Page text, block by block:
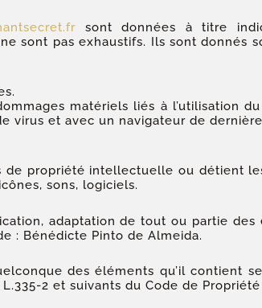
sont données à titre
sont pas exhaustifs. Ils sont donnés
matériels liés à l’utilisation
virus et avec un navigateur de
propriété intellectuelle ou détient
sons, logiciels.
adaptation de tout ou partie
: Bénédicte Pinto de Almeida.
des éléments qu’il contient
2 et suivants du Code de